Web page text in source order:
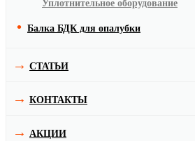
Уплотнительное оборудование
Балка БДК для опалубки
СТАТЬИ
КОНТАКТЫ
АКЦИИ